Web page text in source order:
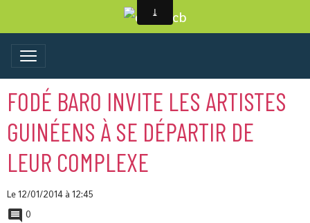
FODÉ BARO INVITE LES ARTISTES
GUINÉENS À SE DÉPARTIR DE
LEUR COMPLEXE
Le 12/01/2014à 12:45
0